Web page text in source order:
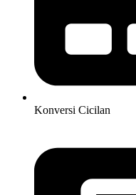
Konversi Cicilan